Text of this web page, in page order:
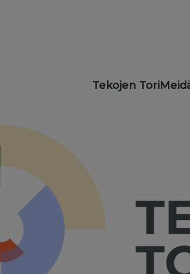
Main
Tekojen Tori